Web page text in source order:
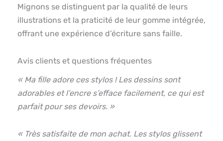
Mignons se distinguent par la qualité de leurs
illustrations et la praticité de leur gomme intégrée,
offrant une expérience d’écriture sans faille.
Avis clients et questions fréquentes
« Ma fille adore ces stylos ! Les dessins sont
adorables et l’encre s’efface facilement, ce qui est
parfait pour ses devoirs. »
« Très satisfaite de mon achat. Les stylos glissent